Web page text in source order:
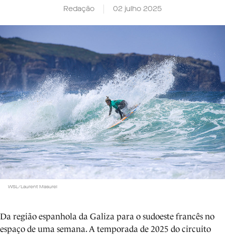
Redação 02 julho 2025
WSL/Laurent Masurel
Da região espanhola da Galiza para o sudoeste francês no
espaço de uma semana. A temporada de 2025 do circuito